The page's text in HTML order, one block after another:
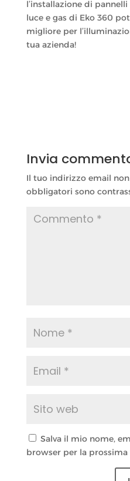
l’installazione di
luce e gas di Eko 360
migliore per
tua azienda!
Invia
Il tuo indirizzo email
obbligatori sono
Salva il mio nome,
browser per la